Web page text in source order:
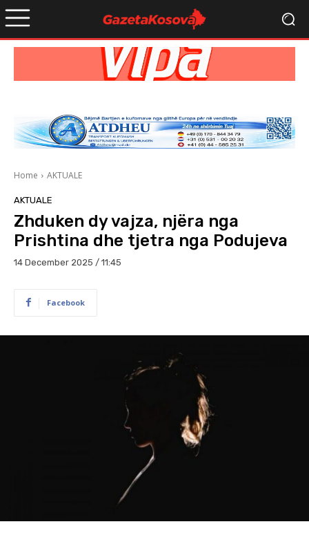
Home AKTUALE
AKTUALE
Zhduken dy vajza, njëra nga
Prishtina dhe tjetra nga Podujeva
14 December 2025 / 11:45
Facebook